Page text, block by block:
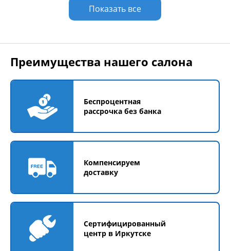
Показать все
Преимущества нашего салона
Беспроцентная
рассрочка без банка
Компенсируем
доставку
Сертифицированный
центр в Иркутске